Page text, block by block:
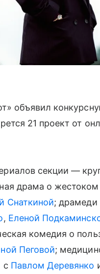
объявил
21 проект от
секции —
драма о
Снаткиной; драмеди
, Еленой
комедия о
Пеговой;
с Павлом Деревянко